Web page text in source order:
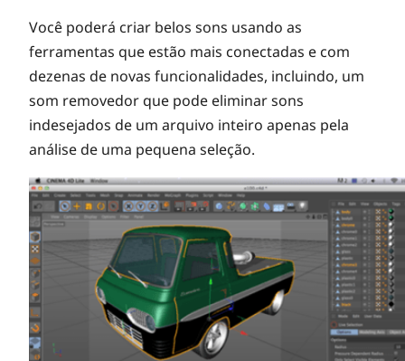
Você poderá criar belos sons usando as
ferramentas que estão mais conectadas e com
dezenas de novas funcionalidades, incluindo, um
som removedor que pode eliminar sons
indesejados de um arquivo inteiro apenas pela
análise de uma pequena seleção.